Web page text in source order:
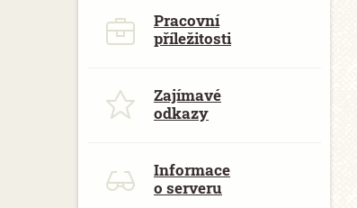
Pracovní
příležitosti
Zajímavé
odkazy
Informace
o serveru